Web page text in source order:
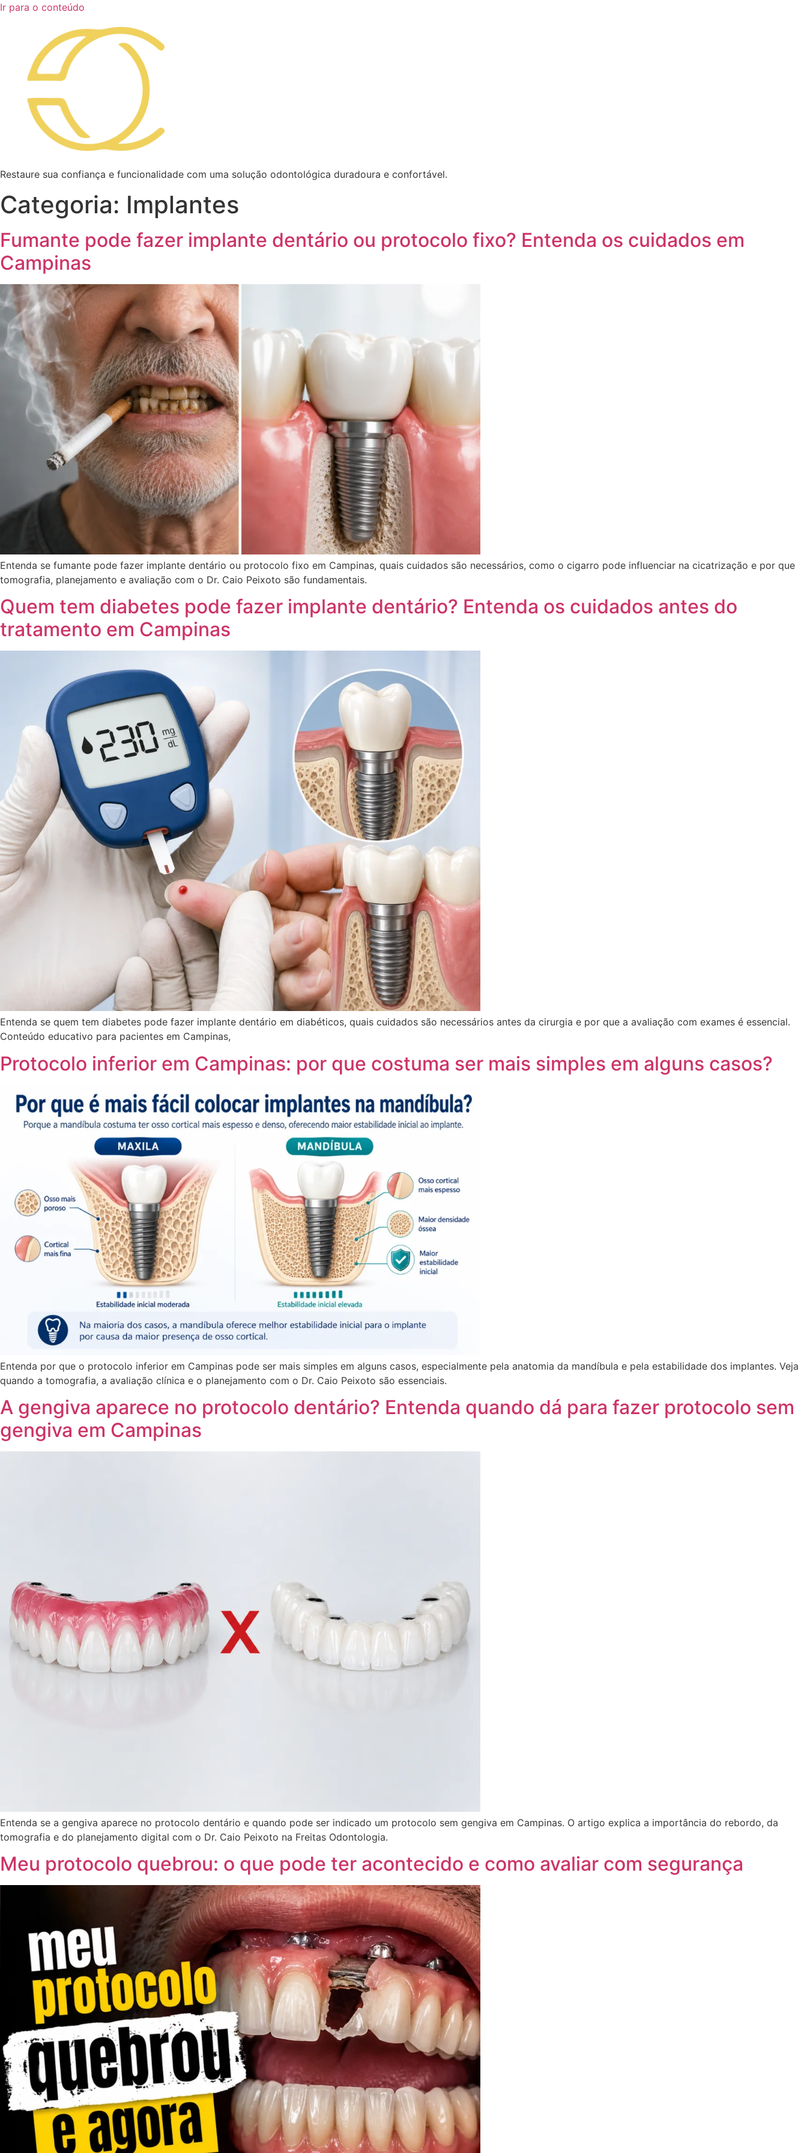
Ir para o conteúdo
Restaure sua confiança e funcionalidade com uma solução odontológica duradoura e confortável.
Categoria: Implantes
Fumante pode fazer implante dentário ou protocolo fixo? Entenda os cuidados em
Campinas
Entenda se fumante pode fazer implante dentário ou protocolo fixo em Campinas, quais cuidados são necessários, como o cigarro pode influenciar na cicatrização e por que
tomografia, planejamento e avaliação com o Dr. Caio Peixoto são fundamentais.
Quem tem diabetes pode fazer implante dentário? Entenda os cuidados antes do
tratamento em Campinas
Entenda se quem tem diabetes pode fazer implante dentário em diabéticos, quais cuidados são necessários antes da cirurgia e por que a avaliação com exames é essencial.
Conteúdo educativo para pacientes em Campinas,
Protocolo inferior em Campinas: por que costuma ser mais simples em alguns casos?
Entenda por que o protocolo inferior em Campinas pode ser mais simples em alguns casos, especialmente pela anatomia da mandíbula e pela estabilidade dos implantes. Veja
quando a tomografia, a avaliação clínica e o planejamento com o Dr. Caio Peixoto são essenciais.
A gengiva aparece no protocolo dentário? Entenda quando dá para fazer protocolo sem
gengiva em Campinas
Entenda se a gengiva aparece no protocolo dentário e quando pode ser indicado um protocolo sem gengiva em Campinas. O artigo explica a importância do rebordo, da
tomografia e do planejamento digital com o Dr. Caio Peixoto na Freitas Odontologia.
Meu protocolo quebrou: o que pode ter acontecido e como avaliar com segurança